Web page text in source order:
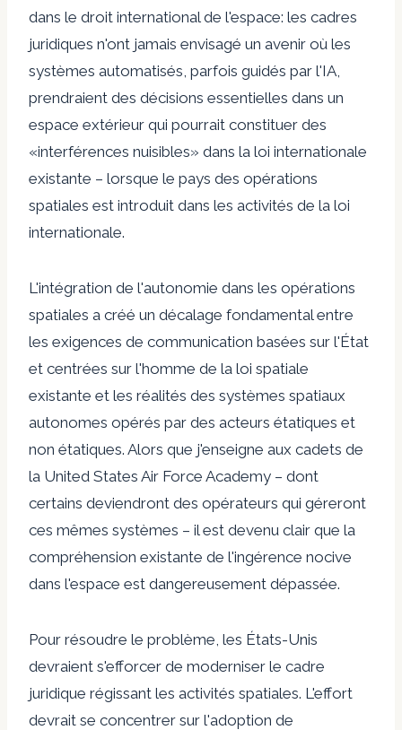
dans le droit international de l'espace: les cadres
juridiques n'ont jamais envisagé un avenir où les
systèmes automatisés, parfois guidés par l'IA,
prendraient des décisions essentielles dans un
espace extérieur qui pourrait constituer des
«interférences nuisibles» dans la loi internationale
existante – lorsque le pays des opérations
spatiales est introduit dans les activités de la loi
internationale.
L'intégration de l'autonomie dans les opérations
spatiales a créé un décalage fondamental entre
les exigences de communication basées sur l'État
et centrées sur l'homme de la loi spatiale
existante et les réalités des systèmes spatiaux
autonomes opérés par des acteurs étatiques et
non étatiques. Alors que j'enseigne aux cadets de
la United States Air Force Academy – dont
certains deviendront des opérateurs qui géreront
ces mêmes systèmes – il est devenu clair que la
compréhension existante de l'ingérence nocive
dans l'espace est dangereusement dépassée.
Pour résoudre le problème, les États-Unis
devraient s'efforcer de moderniser le cadre
juridique régissant les activités spatiales. L'effort
devrait se concentrer sur l'adoption de